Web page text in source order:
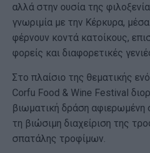
αλλά στην ουσία της
γνωριμία με την Κέρκυρα,
φέρνουν κοντά κατοίκους,
φορείς και διαφορετικές
Στο πλαίσιο της θεματικής
Corfu Food & Wine Festival
βιωματική δράση αφιερωμένη
τη βιώσιμη διαχείριση της
σπατάλης τροφίμων.